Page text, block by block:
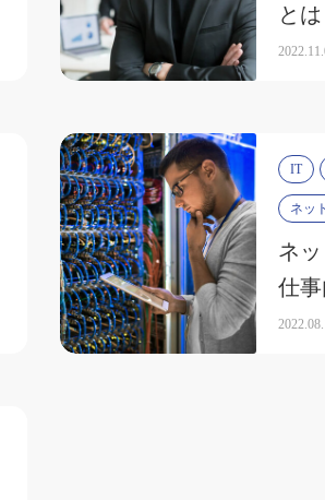
と
られ
IT
ネッ
ネ
仕
なる